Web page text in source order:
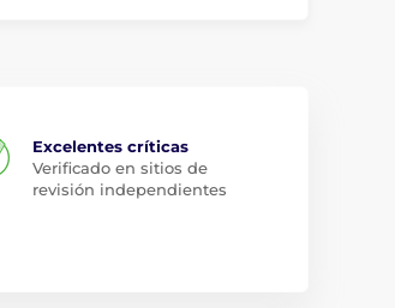
Excelentes críticas
Verificado en sitios de
revisión independientes